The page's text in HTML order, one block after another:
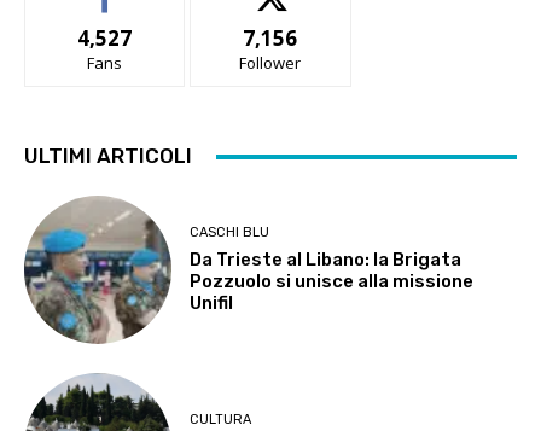
4,527
Fans
7,156
Follower
ULTIMI ARTICOLI
CASCHI BLU
Da Trieste al Libano: la Brigata
Pozzuolo si unisce alla missione
Unifil
CULTURA